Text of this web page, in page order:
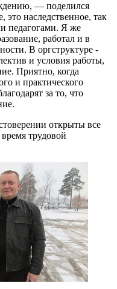
— поделился
наследственное, так
педагогами. Я же
работал и в
В оргструктуре
и условия работы,
Приятно, когда
и практического
за то, что
открыты все
трудовой